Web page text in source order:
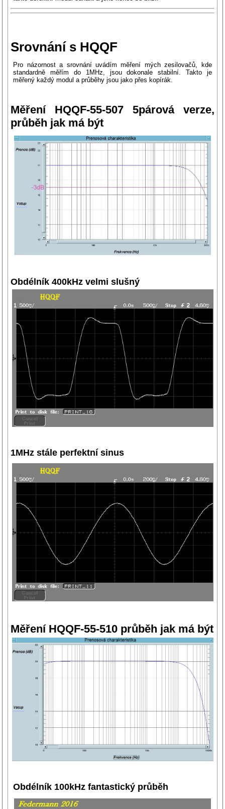
Srovnání s HQQF
Pro názornost a srovnání uvádím měření mých zesilovačů, kde
standardně měřím do 1MHz, jsou dokonale stabilní. Takto je
měřený každý modul a průběhy jsou jako přes kopírák.
Měření HQQF-55-507 5párová verze,
průběh jak má být
Obdélník 400kHz velmi slušný
1MHz stále perfektní sinus
Měření HQQF-55-510 průběh jak má být
Obdélník 100kHz fantastický průběh